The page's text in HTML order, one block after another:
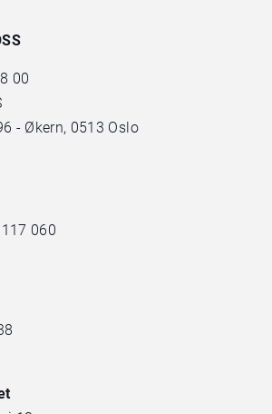
00
- Økern, 0513 Oslo
060